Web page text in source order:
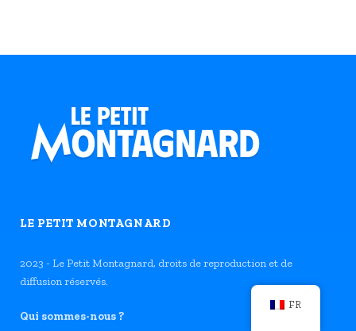
LE PETIT MONTAGNARD
2023 - Le Petit Montagnard, droits de reproduction et de
diffusion réservés.
Qui sommes-nous ?
FR